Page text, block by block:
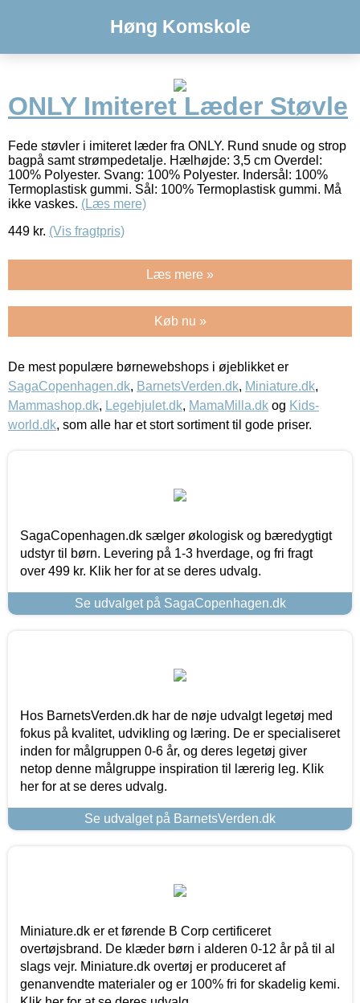
Høng Komskole
ONLY Imiteret Læder Støvle
Fede støvler i imiteret læder fra ONLY. Rund snude og strop
bagpå samt strømpedetalje. Hælhøjde: 3,5 cm Overdel:
100% Polyester. Svang: 100% Polyester. Indersål: 100%
Termoplastisk gummi. Sål: 100% Termoplastisk gummi. Må
ikke vaskes. (Læs mere)
449 kr. (Vis fragtpris)
Læs mere »
Køb nu »
De mest populære børnewebshops i øjeblikket er
SagaCopenhagen.dk, BarnetsVerden.dk, Miniature.dk,
Mammashop.dk, Legehjulet.dk, MamaMilla.dk og Kids-
world.dk, som alle har et stort sortiment til gode priser.
SagaCopenhagen.dk sælger økologisk og bæredygtigt
udstyr til børn. Levering på 1-3 hverdage, og fri fragt
over 499 kr. Klik her for at se deres udvalg.
Se udvalget på SagaCopenhagen.dk
Hos BarnetsVerden.dk har de nøje udvalgt legetøj med
fokus på kvalitet, udvikling og læring. De er specialiseret
inden for målgruppen 0-6 år, og deres legetøj giver
netop denne målgruppe inspiration til lærerig leg. Klik
her for at se deres udvalg.
Se udvalget på BarnetsVerden.dk
Miniature.dk er et førende B Corp certificeret
overtøjsbrand. De klæder børn i alderen 0-12 år på til al
slags vejr. Miniature.dk overtøj er produceret af
genanvendte materialer og er 100% fri for skadelig kemi.